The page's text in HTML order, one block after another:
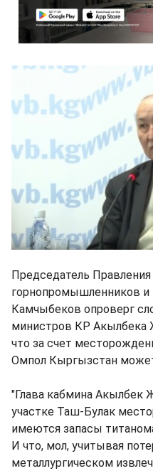
Председатель
горнопромышленников
Камчыбеков опроверг
министров КР Акылбека
что за счет
Омпол Кыргызстан
"Глава кабмина Акылбек
участке Таш-Булак
имеются запасы
И что, мол, учитывая
металлургическом